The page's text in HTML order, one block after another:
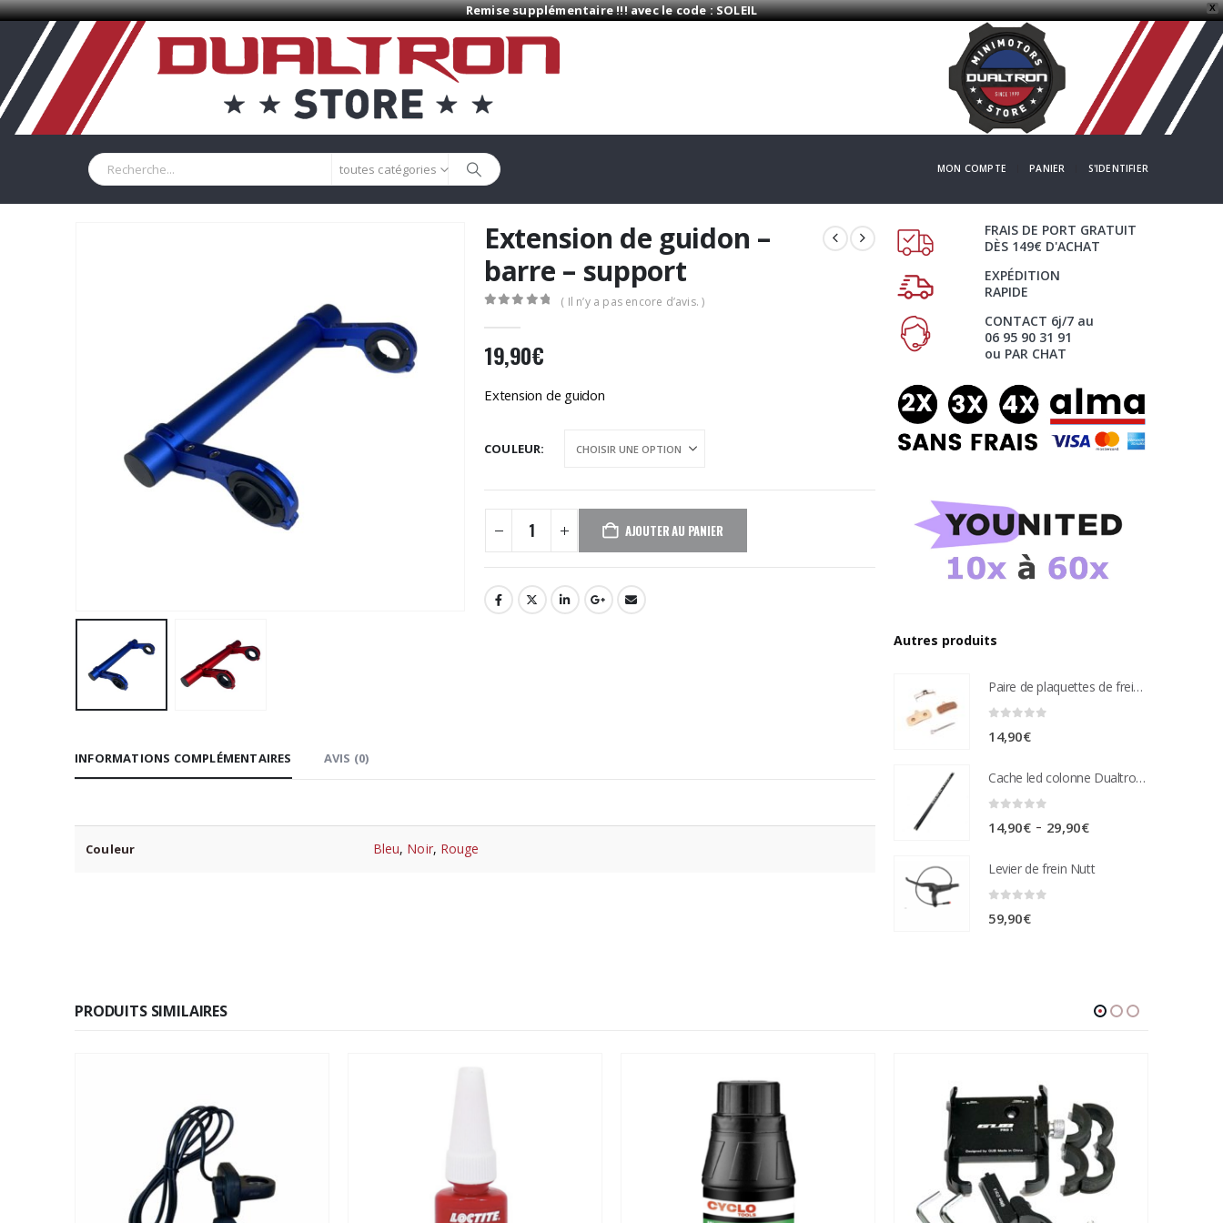
X
Remise supplémentaire !!! avec le code : SOLEIL
toutes catégories MON COMPTE PANIER S'IDENTIFIER
Extension de guidon –
barre – support
( Il n’y a pas encore d’avis. )
19,90€
Extension de guidon
COULEUR
AJOUTER AU PANIER
INFORMATIONS COMPLÉMENTAIRES AVIS (0)
Couleur Bleu, Noir, Rouge
FRAIS DE PORT GRATUIT
DÈS 149€ D'ACHAT
EXPÉDITION
RAPIDE
CONTACT 6j/7 au
06 95 90 31 91
ou PAR CHAT
Autres produits
Paire de plaquettes de frein métal frité Compatible étrier de freins nutt 4 pistons
14,90€
Cache led colonne Dualtron Victor
14,90€ – 29,90€Plage
prix :
Levier de frein Nutt
59,90€
PRODUITS SIMILAIRES